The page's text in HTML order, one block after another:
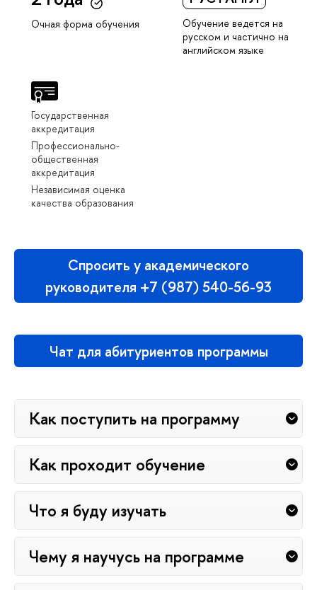
Очная форма обучения
Обучение ведется на
русском и частично на
английском языке
Государственная
аккредитация
Профессионально-
общественная
аккредитация
Независимая оценка
качества образования
Спросить у академического
руководителя +7 (987) 540-56-93
Чат для абитуриентов программы
Как поступить на программу
Как проходит обучение
Что я буду изучать
Чему я научусь на программе